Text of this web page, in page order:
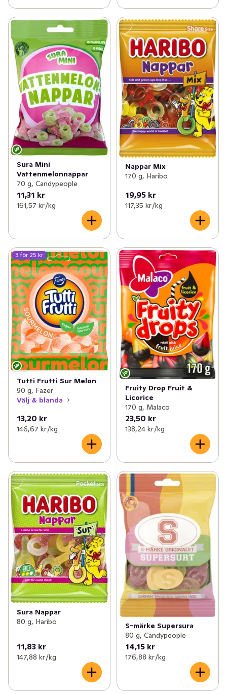
Sura Mini
Vattenmelonnappar
70 g, Candypeople
11,31 kr
161,57 kr /kg
Nappar Mix
170 g, Haribo
19,95 kr
117,35 kr /kg
3 för 25 kr
Tutti Frutti Sur Melon
90 g, Fazer
Välj & blanda
13,20 kr
146,67 kr /kg
Fruity Drop Fruit &
Licorice
170 g, Malaco
23,50 kr
138,24 kr /kg
Sura Nappar
80 g, Haribo
11,83 kr
147,88 kr /kg
S-märke Supersura
80 g, Candypeople
14,15 kr
176,88 kr /kg